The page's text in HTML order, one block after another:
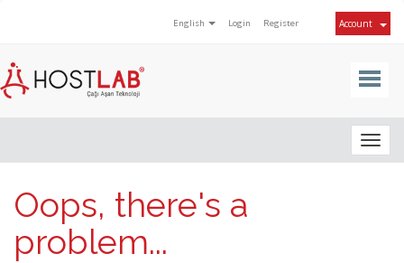
English Login Register Account
Oops, there's a
problem...